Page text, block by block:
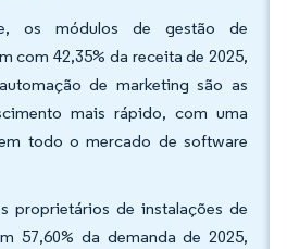
os módulos de gestão de
com 42,35% da receita de 2025,
de marketing são as
mais rápido, com uma
todo o mercado de software
proprietários de instalações de
57,60% da demanda de 2025,